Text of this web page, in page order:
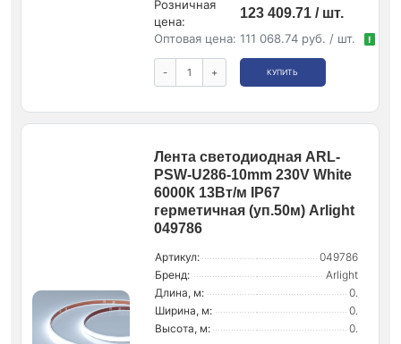
Розничная
цена:
123 409.71 / шт.
Оптовая цена: 111 068.74 руб. / шт. !
- + КУПИТЬ
Лента светодиодная ARL-
PSW-U286-10mm 230V White
6000К 13Вт/м IP67
герметичная (уп.50м) Arlight
049786
Артикул:
049786
Бренд:
Arlight
Длина, м:
0.
Ширина, м:
0.
Высота, м:
0.